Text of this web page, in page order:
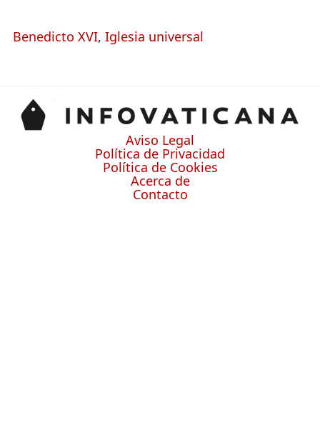
Benedicto XVI, Iglesia universal
Aviso Legal
Política de Privacidad
Política de Cookies
Acerca de
Contacto